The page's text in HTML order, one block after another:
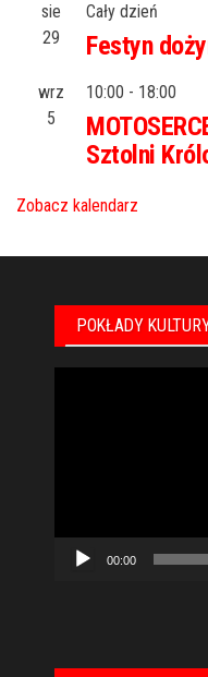
sie
29
Cały dzień
Festyn
wrz
5
10:00 - 18:00
Sztolni
Zobacz kalendarz
POKŁADY
00:00